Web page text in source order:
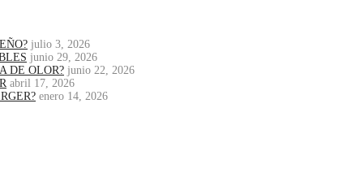
julio 3, 2026
junio 29, 2026
DE OLOR? junio 22, 2026
abril 17, 2026
enero 14, 2026